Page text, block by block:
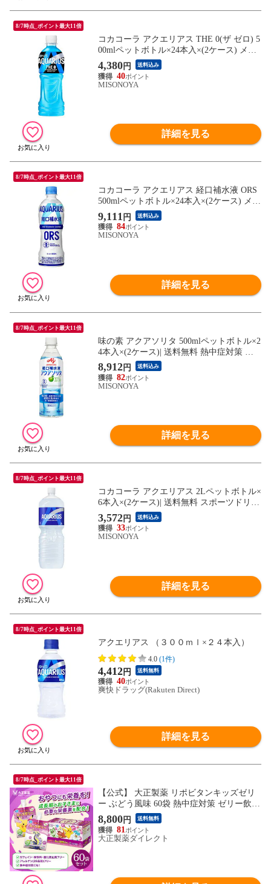
8/7時点_ポイント最大11倍
コカコーラ アクエリアス THE 0(ザ ゼロ) 5
00mlペットボトル×24本入×(2ケース) メー
カー直送|全国送料無料 アクエリ スポーツ
ドリンク 熱中症対策 冷凍兼用
4,380円 送料込み
40
MISONOYA
詳細を見る
8/7時点_ポイント最大11倍
コカコーラ アクエリアス 経口補水液 ORS
500mlペットボトル×24本入×(2ケース) メー
カー直送|全国送料無料 水分補給 コカ・コ
ーラ コカコーラ 熱中症
9,111 円 送料込み
84
MISONOYA
詳細を見る
8/7時点_ポイント最大11倍
味の素 アクアソリタ 500mlペットボトル×2
4本入×(2ケース)| 送料無料 熱中症対策 経
口補水液 水分補給 スポーツ ドリンク
8,912円 送料込み
82
MISONOYA
詳細を見る
8/7時点_ポイント最大11倍
コカコーラ アクエリアス 2Lペットボトル×
6本入×(2ケース)| 送料無料 スポーツドリン
ク 熱中症対策 アクエリ
3,572円 送料込み
33
MISONOYA
詳細を見る
8/7時点_ポイント最大11倍
アクエリアス （３００ｍｌ×２４本入）
4.0 (1件)
4,412円 送料無料
40
爽快ドラッグ(Rakuten Direct)
詳細を見る
8/7時点_ポイント最大11倍
【公式】 大正製薬 リポビタンキッズゼリ
ー ぶどう風味 60袋 熱中症対策 ゼリー飲料
キッズ 子ども 子供 男の子 女の子 小学生
グッズ 飲み物 ポケモン ゼリー 飲料 ぶど
う ブドウ ドリンク エネルギー ビタミン
8,800円 送料無料
81
大正製薬ダイレクト